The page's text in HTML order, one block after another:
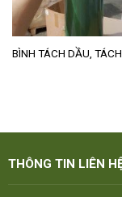
BÌNH TÁCH DẦU,
THÔNG TIN LIÊN